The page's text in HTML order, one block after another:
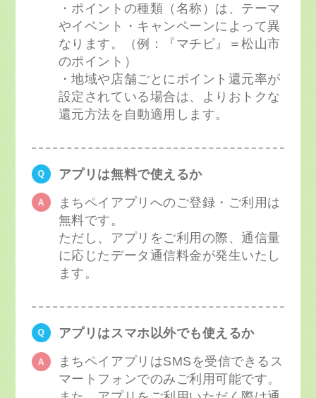
・ポイントの種類（名称）は、テーマ
やイベント・キャンペーンによって異
なります。（例：『マチピ』＝松山市
のポイント）
・地域や店舗ごとにポイント還元率が
設定されている場合は、よりおトクな
還元方法を自動適用します。
アプリは無料で使えるか
まちペイアプリへのご登録・ご利用は
無料です。
ただし、アプリをご利用の際、通信量
に応じたデータ通信料金が発生いたし
ます。
アプリはスマホ以外でも使えるか
まちペイアプリはSMSを受信できるス
マートフォンでのみご利用可能です。